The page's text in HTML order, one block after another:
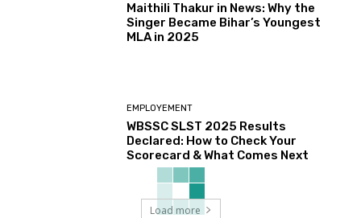
Maithili Thakur in News: Why the
Singer Became Bihar’s Youngest
MLA in 2025
EMPLOYEMENT
WBSSC SLST 2025 Results
Declared: How to Check Your
Scorecard & What Comes Next
Load more